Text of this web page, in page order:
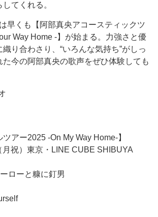
てくれる。
早くも【阿部真央アコースティックツ
Way Home -】が始まる。力強さと優
り合わさり、“いろんな気持ち”がしっ
今の阿部真央の歌声をぜひ体験しても
ツアー2025 -On My Way Home-】
祝）東京・LINE CUBE SHIBUYA
ローと糠に釘男